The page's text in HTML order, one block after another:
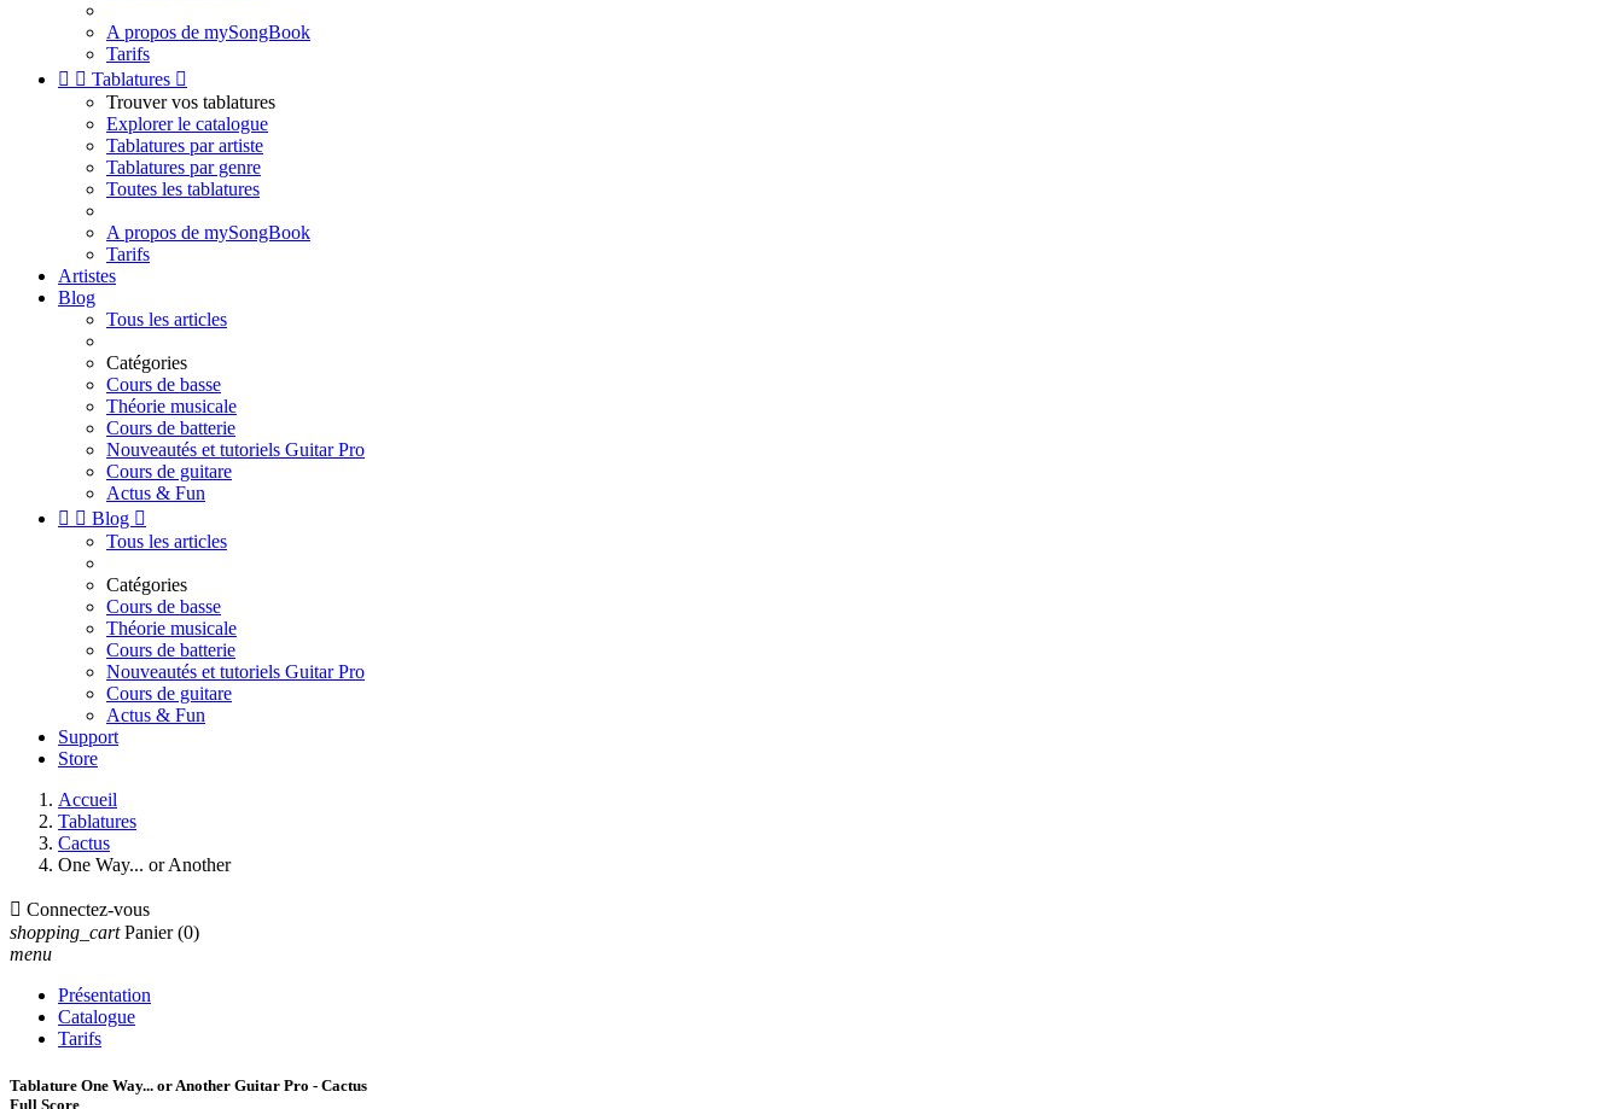
A propos de mySongBook
Tarifs
  Tablatures 
Trouver vos tablatures
Explorer le catalogue
Tablatures par artiste
Tablatures par genre
Toutes les tablatures
A propos de mySongBook
Tarifs
Artistes
Blog
Tous les articles
Catégories
Cours de basse
Théorie musicale
Cours de batterie
Nouveautés et tutoriels Guitar Pro
Cours de guitare
Actus & Fun
  Blog 
Tous les articles
Catégories
Cours de basse
Théorie musicale
Cours de batterie
Nouveautés et tutoriels Guitar Pro
Cours de guitare
Actus & Fun
Support
Store
Accueil
Tablatures
Cactus
One Way... or Another
 Connectez-vous
shopping_cart Panier (0)
menu
Présentation
Catalogue
Tarifs
Tablature One Way... or Another Guitar Pro - Cactus
Full Score